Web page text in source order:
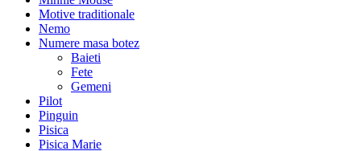
Motive traditionale
Nemo
Numere masa botez
Baieti
Fete
Gemeni
Pilot
Pinguin
Pisica
Pisica Marie